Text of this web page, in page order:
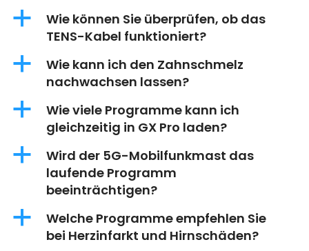
a
Wie können Sie überprüfen, ob das
TENS-Kabel funktioniert?
a
Wie kann ich den Zahnschmelz
nachwachsen lassen?
a
Wie viele Programme kann ich
gleichzeitig in GX Pro laden?
a
Wird der 5G-Mobilfunkmast das
laufende Programm
beeinträchtigen?
a
Welche Programme empfehlen Sie
bei Herzinfarkt und Hirnschäden?